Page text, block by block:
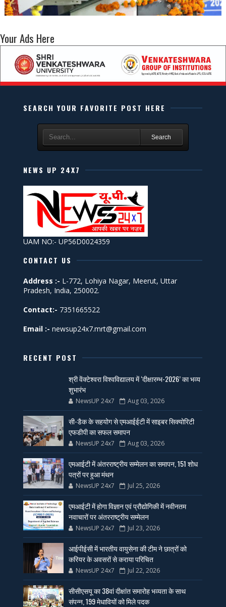
Your Ads Here
SEARCH YOUR FAVORITE POST HERE
Search
NEWS UP 24X7
UAM NO:- UP56D0024359
CONTACT US
Address :- L-772, Lohiya Nagar, Meerut, Uttar
Pradesh, India, 250002.
Contact:- 7351665522
Email :- newsup24x7.mrt@gmail.com
RECENT POST
श्री वेंक्टेश्वरा विश्वविद्यालय में ‘दीक्षारम्भ-2026’ का भव्य
शुभारंभ
NewsUP 24x7 Aug 03, 2026
सी-डैक के सहयोग से एमआईईटी में साइबर सिक्योरिटी
एफडीपी का सफल समापन
NewsUP 24x7 Aug 03, 2026
एमआईटी में अंतरराष्ट्रीय सम्मेलन का समापन, 151 शोध
पत्रों पर हुआ मंथन
NewsUP 24x7 Jul 25, 2026
एमआईटी में होगा विज्ञान एवं प्रौद्योगिकी में नवीनतम
नवाचारों पर अंतरराष्ट्रीय सम्मेलन
NewsUP 24x7 Jul 23, 2026
आईपीईसी में भारतीय वायुसेना की टीम ने छात्रों को
करियर के अवसरों से कराया परिचित
NewsUP 24x7 Jul 22, 2026
सीसीएसयू का 38वां दीक्षांत समारोह भव्यता के साथ
संपन्न, 199 मेधावियों को मिले पदक